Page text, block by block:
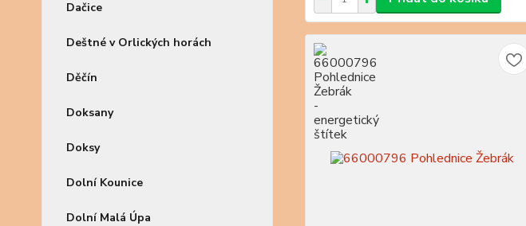
Dačice
Deštné v Orlických horách
Děčín
Doksany
Doksy
Dolní Kounice
Dolní Malá Úpa